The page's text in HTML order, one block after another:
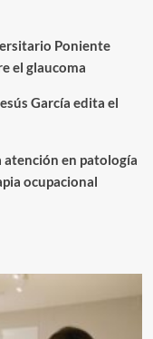
Poniente
el glaucoma
García edita el
en patología
ocupacional